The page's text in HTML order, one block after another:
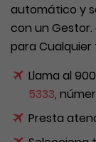
automático y
con un Gestor.
para
Llama al
5333,
Presta